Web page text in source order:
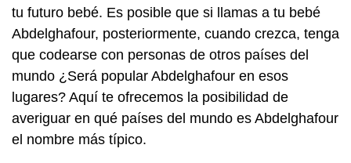
tu futuro bebé. Es posible que si llamas a tu bebé
Abdelghafour, posteriormente, cuando crezca, tenga
que codearse con personas de otros países del
mundo ¿Será popular Abdelghafour en esos
lugares? Aquí te ofrecemos la posibilidad de
averiguar en qué países del mundo es Abdelghafour
el nombre más típico.